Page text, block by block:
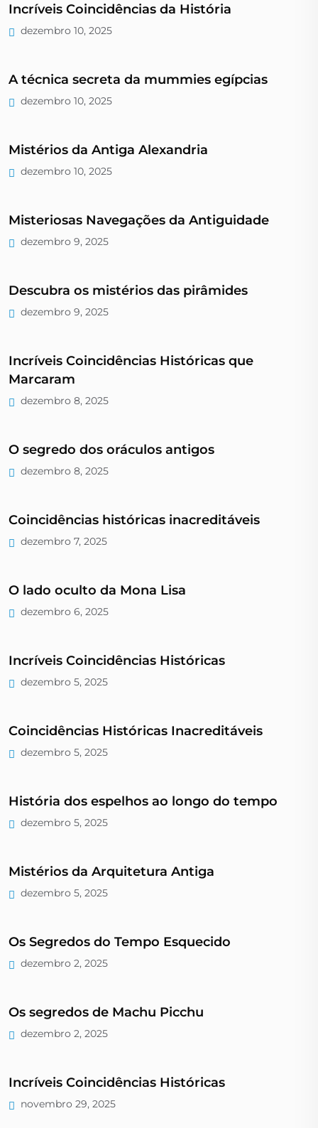
Incríveis Coincidências da História
dezembro 10, 2025
A técnica secreta da mummies egípcias
dezembro 10, 2025
Mistérios da Antiga Alexandria
dezembro 10, 2025
Misteriosas Navegações da Antiguidade
dezembro 9, 2025
Descubra os mistérios das pirâmides
dezembro 9, 2025
Incríveis Coincidências Históricas que
Marcaram
dezembro 8, 2025
O segredo dos oráculos antigos
dezembro 8, 2025
Coincidências históricas inacreditáveis
dezembro 7, 2025
O lado oculto da Mona Lisa
dezembro 6, 2025
Incríveis Coincidências Históricas
dezembro 5, 2025
Coincidências Históricas Inacreditáveis
dezembro 5, 2025
História dos espelhos ao longo do tempo
dezembro 5, 2025
Mistérios da Arquitetura Antiga
dezembro 5, 2025
Os Segredos do Tempo Esquecido
dezembro 2, 2025
Os segredos de Machu Picchu
dezembro 2, 2025
Incríveis Coincidências Históricas
novembro 29, 2025